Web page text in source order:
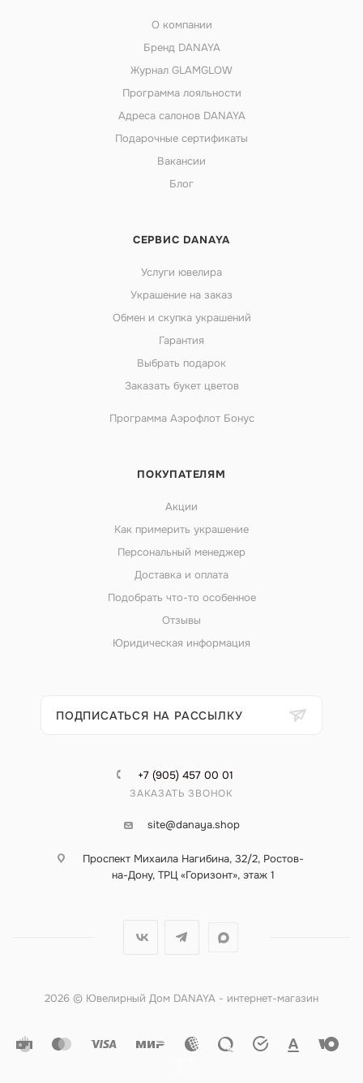
О компании
Бренд DANAYA
Журнал GLAMGLOW
Программа лояльности
Адреса салонов DANAYA
Подарочные сертификаты
Вакансии
Блог
СЕРВИС DANAYA
Услуги ювелира
Украшение на заказ
Обмен и скупка украшений
Гарантия
Выбрать подарок
Заказать букет цветов
Программа Аэрофлот Бонус
ПОКУПАТЕЛЯМ
Акции
Как примерить украшение
Персональный менеджер
Доставка и оплата
Подобрать что-то особенное
Отзывы
Юридическая информация
ПОДПИСАТЬСЯ НА РАССЫЛКУ
+7 (905) 457 00 01
ЗАКАЗАТЬ ЗВОНОК
site@danaya.shop
Проспект Михаила Нагибина, 32/2, Ростов-
на-Дону, ТРЦ «Горизонт», этаж 1
2026 © Ювелирный Дом DANAYA - интернет-магазин